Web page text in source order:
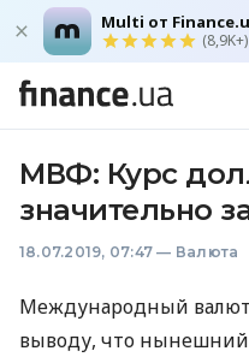
Multi от
(8,9K+)
МВФ: Курс
значительно
18.07.2019, 07:47 — Валюта
Международный
выводу, что нынешний